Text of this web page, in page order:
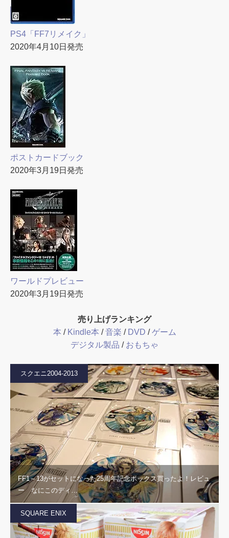
PS4「FF7リメイク」
2020年4月10日発売
ポストカードブック
2020年3月19日発売
ワールドプレビュー
2020年3月19日発売
売り上げランキング
本 / Kindle本 /音楽 / DVD /ゲーム
デジタル製品 / おもちゃ
スクエニ2004-2013
FF1～13がセットになった25周年記念ボックス買ったよ！レビュ
ー なにこのディ…
SQUARE ENIX